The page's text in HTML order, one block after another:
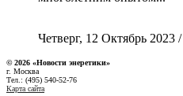
Четверг, 12 Октябрь 2023 /
© 2026 «Новости энеретики»
г. Москва
Тел.: (495) 540-52-76
Карта сайта